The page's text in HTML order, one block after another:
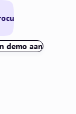
demo aan